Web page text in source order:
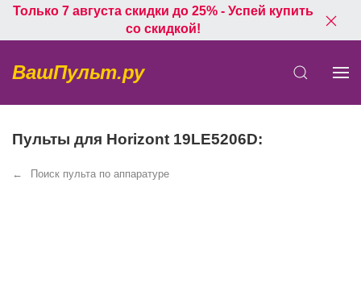
Только 7 августа скидки до 25% - Успей купить
со скидкой!
ВашПульт.ру
Пульты для Horizont 19LE5206D:
Поиск пульта по аппаратуре